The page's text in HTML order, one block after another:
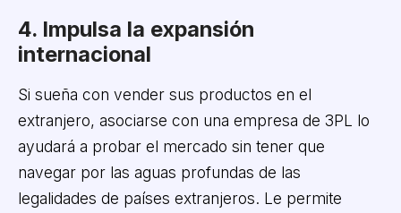
4. Impulsa la expansión
internacional
Si sueña con vender sus productos en el
extranjero, asociarse con una empresa de 3PL lo
ayudará a probar el mercado sin tener que
navegar por las aguas profundas de las
legalidades de países extranjeros. Le permite